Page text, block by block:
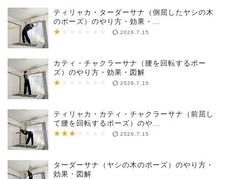
ティリャカ・ターダーサナ（側屈したヤシの木
のポーズ）のやり方・効果・…
★
★★★★★★★ 2026.7.15
カティ・チャクラーサナ（腰を回転するポー
ズ）のやり方・効果・図解
★
★★★★★★★ 2026.7.15
ティリャカ・カティ・チャクラーサナ（前屈し
て腰を回転するポーズ）のや…
★★★
★★★★★★★ 2026.7.15
ターダーサナ（ヤシの木のポーズ）のやり方・
効果・図解